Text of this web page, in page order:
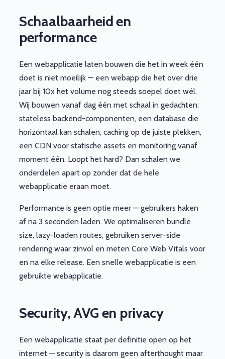
Schaalbaarheid en
performance
Een webapplicatie laten bouwen die het in week één
doet is niet moeilijk — een webapp die het over drie
jaar bij 10x het volume nog steeds soepel doet wél.
Wij bouwen vanaf dag één met schaal in gedachten:
stateless backend-componenten, een database die
horizontaal kan schalen, caching op de juiste plekken,
een CDN voor statische assets en monitoring vanaf
moment één. Loopt het hard? Dan schalen we
onderdelen apart op zonder dat de hele
webapplicatie eraan moet.
Performance is geen optie meer — gebruikers haken
af na 3 seconden laden. We optimaliseren bundle
size, lazy-loaden routes, gebruiken server-side
rendering waar zinvol en meten Core Web Vitals voor
en na elke release. Een snelle webapplicatie is een
gebruikte webapplicatie.
Security, AVG en privacy
Een webapplicatie staat per definitie open op het
internet — security is daarom geen afterthought maar